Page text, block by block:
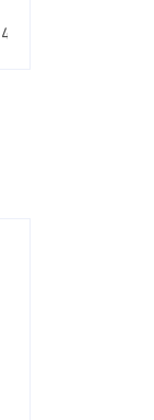
45